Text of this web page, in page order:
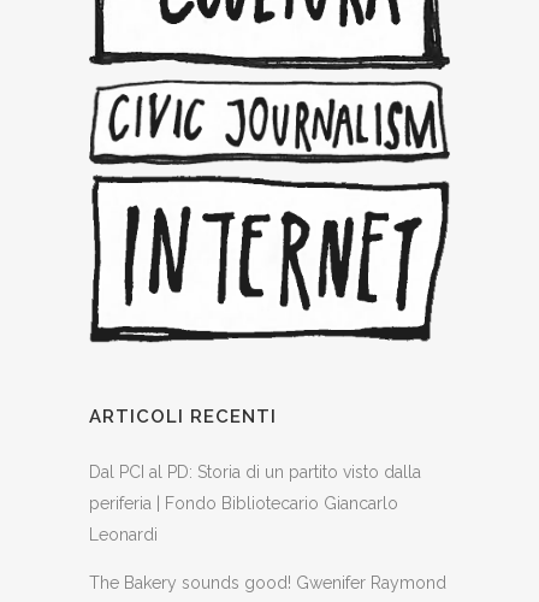
ARTICOLI RECENTI
Dal PCI al PD: Storia di un partito visto dalla
periferia | Fondo Bibliotecario Giancarlo
Leonardi
The Bakery sounds good! Gwenifer Raymond